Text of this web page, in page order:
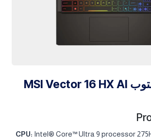
مواصفات لابتوب MSI Vector 16 HX AI
CPU: Intel® Core™ Ultra 9 processor